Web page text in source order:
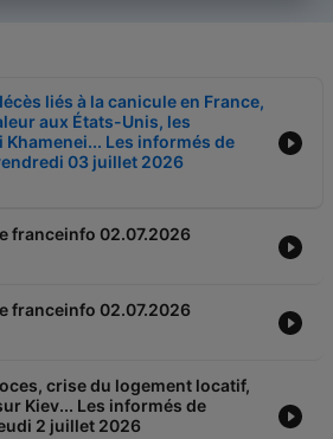
liés à la canicule en France,
aux États-Unis, les
Les informés de
03 juillet 2026
franceinfo 02.07.2026
franceinfo 02.07.2026
crise du logement locatif,
Kiev... Les informés de
2 juillet 2026